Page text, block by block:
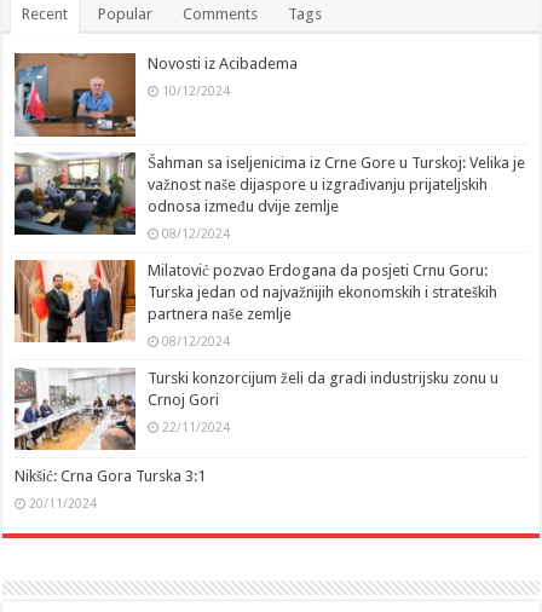
Recent Popular Comments Tags
Novosti iz Acibadema
10/12/2024
Šahman sa iseljenicima iz Crne Gore u Turskoj: Velika je
važnost naše dijaspore u izgrađivanju prijateljskih
odnosa između dvije zemlje
08/12/2024
Milatović pozvao Erdogana da posjeti Crnu Goru:
Turska jedan od najvažnijih ekonomskih i strateških
partnera naše zemlje
08/12/2024
Turski konzorcijum želi da gradi industrijsku zonu u
Crnoj Gori
22/11/2024
Nikšić: Crna Gora Turska 3:1
20/11/2024